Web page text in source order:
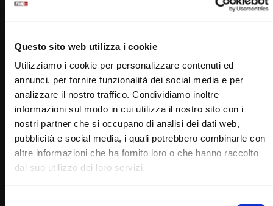
Questo sito web utilizza i cookie
Utilizziamo i cookie per personalizzare contenuti ed
annunci, per fornire funzionalità dei social media e per
analizzare il nostro traffico. Condividiamo inoltre
informazioni sul modo in cui utilizza il nostro sito con i
nostri partner che si occupano di analisi dei dati web,
pubblicità e social media, i quali potrebbero combinarle con
altre informazioni che ha fornito loro o che hanno raccolto
dal suo utilizzo dei loro servizi.
Padre Pio
PADRE PIO TV
Emittente televisiva cattolica dei frati cappuccini di San
Giovanni Rotondo.